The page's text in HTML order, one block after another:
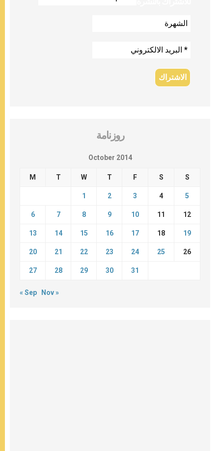
روزنامة
October 2014
M T W T F S S
1 2 3 4 5
6 7 8 9 10 11 12
13 14 15 16 17 18 19
20 21 22 23 24 25 26
27 28 29 30 31
« Sep Nov »